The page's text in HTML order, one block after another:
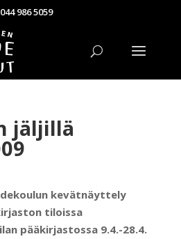
044 986 5059
jäljillä
kevätnäyttely
tiloissa
pääkirjastossa 9.4.-28.4.